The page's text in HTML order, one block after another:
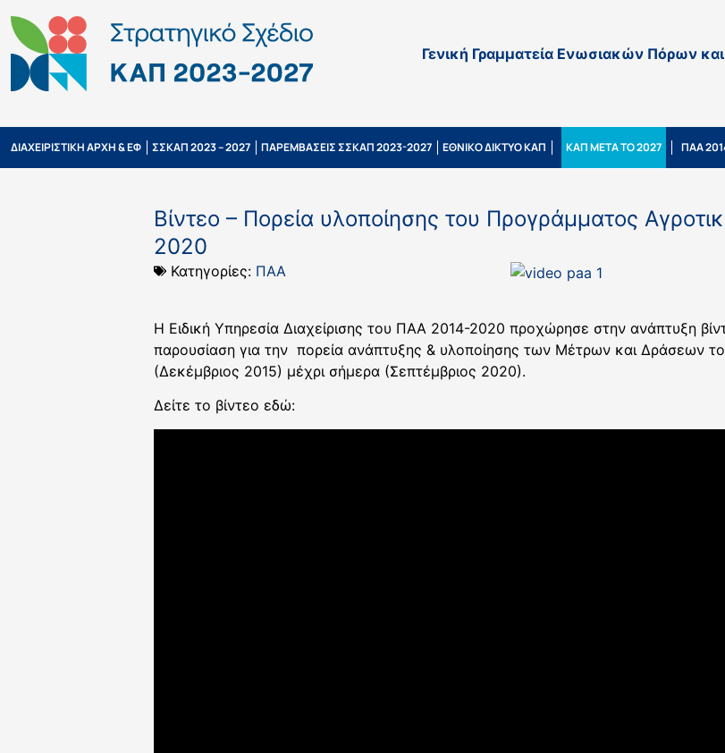
Γενική Γραμματεία Ενωσιακών Πόρων
ΔΙΑΧΕΙΡΙΣΤΙΚΗ ΑΡΧΗ & ΕΦ ΣΣΚΑΠ 2023 – 2027 ΠΑΡΕΜΒΑΣΕΙΣ ΣΣΚΑΠ 2023-2027 ΕΘΝΙΚΟ ΔΙΚΤΥΟ ΚΑΠ ΚΑΠ ΜΕΤΑ ΤΟ 2027 ΠΑΑ
Βίντεο – Πορεία υλοποίησης του Προγράμματος
2020
Κατηγορίες: ΠΑΑ
Η Ειδική Υπηρεσία Διαχείρισης του ΠΑΑ 2014-2020 προχώρησε στην ανάπτυξη
παρουσίαση για την πορεία ανάπτυξης & υλοποίησης των Μέτρων και Δράσεων
(Δεκέμβριος 2015) μέχρι σήμερα (Σεπτέμβριος 2020).
Δείτε το βίντεο εδώ: